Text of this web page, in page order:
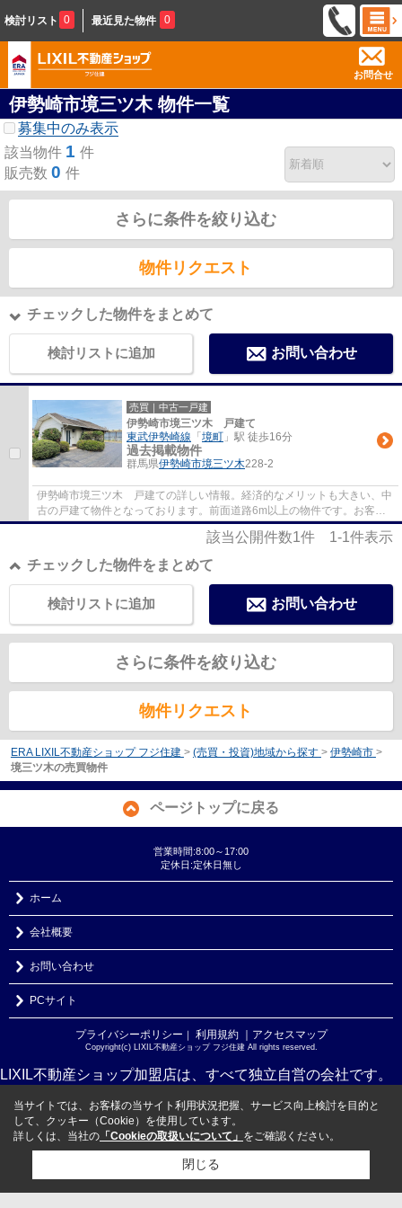
検討リスト 0 最近見た物件 0
お問合せ
伊勢崎市境三ツ木 物件一覧
募集中のみ表示
該当物件 1 件
販売数 0 件
さらに条件を絞り込む
物件リクエスト
チェックした物件をまとめて
検討リストに追加 お問い合わせ
売買｜中古一戸建
伊勢崎市境三ツ木 戸建て
東武伊勢崎線 「 境町 」駅 徒歩16分
過去掲載物件
群馬県伊勢崎市境三ツ木228-2
伊勢崎市境三ツ木 戸建ての詳しい情報。経済的なメリットも大きい、中
古の戸建て物件となっております。前面道路6m以上の物件です。お客様
によって希望条件は異なります。当社ではお...
該当公開件数1件 1-1件表示
チェックした物件をまとめて
お問い合わせ
検討リストに追加
さらに条件を絞り込む
物件リクエスト
ERA LIXIL不動産ショップ フジ住建 > (売買・投資)地域から探す > 伊勢崎市 >
境三ツ木の売買物件
ページトップに戻る
営業時間:8:00～17:00
定休日:定休日無し
ホーム
会社概要
お問い合わせ
PCサイト
プライバシーポリシー ｜ 利用規約 ｜アクセスマップ
Copyright(c) LIXIL不動産ショップ フジ住建 All rights reserved.
LIXIL不動産ショップ加盟店は、すべて独立自営の会社です。
当サイトでは、お客様の当サイト利用状況把握、サービス向上検討を目的と
して、クッキー（Cookie）を使用しています。
詳しくは、当社の 「Cookieの取扱いについて」 をご確認ください。
閉じる